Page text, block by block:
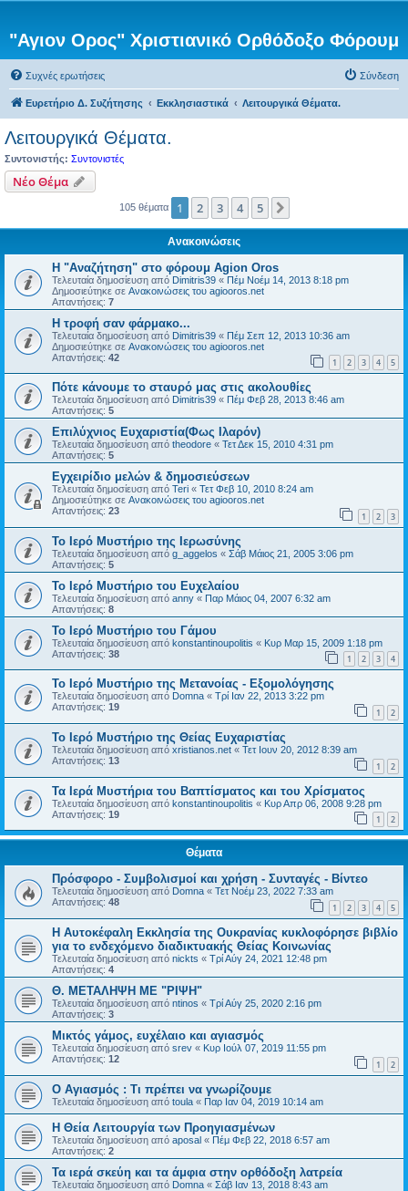
"Αγιον Ορος" Χριστιανικό Ορθόδοξο Φόρουμ
Συχνές ερωτήσεις Σύνδεση
Ευρετήριο Δ. Συζήτησης Εκκλησιαστικά Λειτουργικά Θέματα.
Λειτουργικά Θέματα.
Συντονιστής: Συντονιστές
Νέο Θέμα
105 θέματα 1 2 3 4 5
Ανακοινώσεις
Η "Αναζήτηση" στο φόρουμ Agion Oros
Τελευταία δημοσίευση από Dimitris39 « Πέμ Νοέμ 14, 2013 8:18 pm
Δημοσιεύτηκε σε Ανακοινώσεις του agiooros.net
Απαντήσεις: 7
H τροφή σαν φάρμακο...
Τελευταία δημοσίευση από Dimitris39 « Πέμ Σεπ 12, 2013 10:36 am
Δημοσιεύτηκε σε Ανακοινώσεις του agiooros.net
Απαντήσεις: 42 1 2 3 4 5
Πότε κάνουμε το σταυρό μας στις ακολουθίες
Τελευταία δημοσίευση από Dimitris39 « Πέμ Φεβ 28, 2013 8:46 am
Απαντήσεις: 5
Επιλύχνιος Ευχαριστία(Φως Ιλαρόν)
Τελευταία δημοσίευση από theodore « Τετ Δεκ 15, 2010 4:31 pm
Απαντήσεις: 5
Εγχειρίδιο μελών & δημοσιεύσεων
Τελευταία δημοσίευση από Teri « Τετ Φεβ 10, 2010 8:24 am
Δημοσιεύτηκε σε Ανακοινώσεις του agiooros.net
Απαντήσεις: 23 1 2 3
Το Ιερό Μυστήριο της Ιερωσύνης
Τελευταία δημοσίευση από g_aggelos « Σάβ Μάιος 21, 2005 3:06 pm
Απαντήσεις: 5
Το Ιερό Μυστήριο του Ευχελαίου
Τελευταία δημοσίευση από anny « Παρ Μάιος 04, 2007 6:32 am
Απαντήσεις: 8
Το Ιερό Μυστήριο του Γάμου
Τελευταία δημοσίευση από konstantinoupolitis « Κυρ Μαρ 15, 2009 1:18 pm
Απαντήσεις: 38 1 2 3 4
Το Ιερό Μυστήριο της Μετανοίας - Εξομολόγησης
Τελευταία δημοσίευση από Domna « Τρί Ιαν 22, 2013 3:22 pm
Απαντήσεις: 19 1 2
Το Ιερό Μυστήριο της Θείας Ευχαριστίας
Τελευταία δημοσίευση από xristianos.net « Τετ Ιουν 20, 2012 8:39 am
Απαντήσεις: 13 1 2
Τα Ιερά Μυστήρια του Βαπτίσματος και του Χρίσματος
Τελευταία δημοσίευση από konstantinoupolitis « Κυρ Απρ 06, 2008 9:28 pm
Απαντήσεις: 19 1 2
Θέματα
Πρόσφορο - Συμβολισμοί και χρήση - Συνταγές - Βίντεο
Τελευταία δημοσίευση από Domna « Τετ Νοέμ 23, 2022 7:33 am
Απαντήσεις: 48 1 2 3 4 5
Η Αυτοκέφαλη Eκκλησία της Ουκρανίας κυκλοφόρησε βιβλίο
για το ενδεχόμενο διαδικτυακής Θείας Κοινωνίας
Τελευταία δημοσίευση από nickts « Τρί Αύγ 24, 2021 12:48 pm
Απαντήσεις: 4
Θ. ΜΕΤΑΛΗΨΗ ΜΕ "ΡΙΨΗ"
Τελευταία δημοσίευση από ntinos « Τρί Αύγ 25, 2020 2:16 pm
Απαντήσεις: 3
Μικτός γάμος, ευχέλαιο και αγιασμός
Τελευταία δημοσίευση από srev « Κυρ Ιούλ 07, 2019 11:55 pm
Απαντήσεις: 12 1 2
Ο Αγιασμός : Τι πρέπει να γνωρίζουμε
Τελευταία δημοσίευση από toula « Παρ Ιαν 04, 2019 10:14 am
Η Θεία Λειτουργία των Προηγιασμένων
Τελευταία δημοσίευση από aposal « Πέμ Φεβ 22, 2018 6:57 am
Απαντήσεις: 2
Τα ιερά σκεύη και τα άμφια στην ορθόδοξη λατρεία
Τελευταία δημοσίευση από Domna « Σάβ Ιαν 13, 2018 8:43 am